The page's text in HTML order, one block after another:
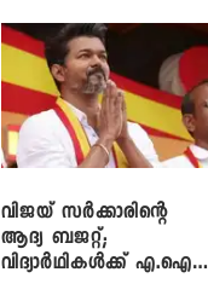
വിജയ് സർക്കാരിന്റെ
ആദ്യ ബജറ്റ്;
വിദ്യാർഥികൾക്ക് എ.ഐ